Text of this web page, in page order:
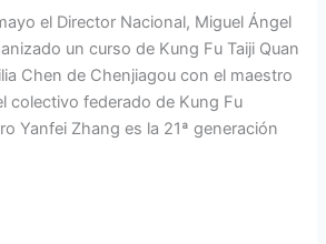
el Director Nacional, Miguel Ángel
un curso de Kung Fu Taiji Quan
Chen de Chenjiagou con el maestro
colectivo federado de Kung Fu
Yanfei Zhang es la 21ª generación